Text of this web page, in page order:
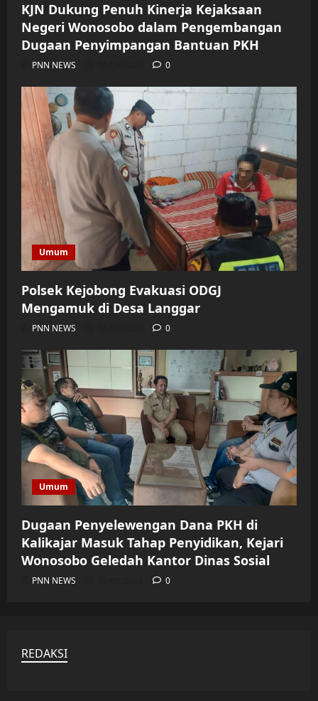
KJN Dukung Penuh Kinerja Kejaksaan
Negeri Wonosobo dalam Pengembangan
Dugaan Penyimpangan Bantuan PKH
PNN NEWS 0
Umum
Polsek Kejobong Evakuasi ODGJ
Mengamuk di Desa Langgar
PNN NEWS 0
Umum
Dugaan Penyelewengan Dana PKH di
Kalikajar Masuk Tahap Penyidikan, Kejari
Wonosobo Geledah Kantor Dinas Sosial
PNN NEWS 0
REDAKSI